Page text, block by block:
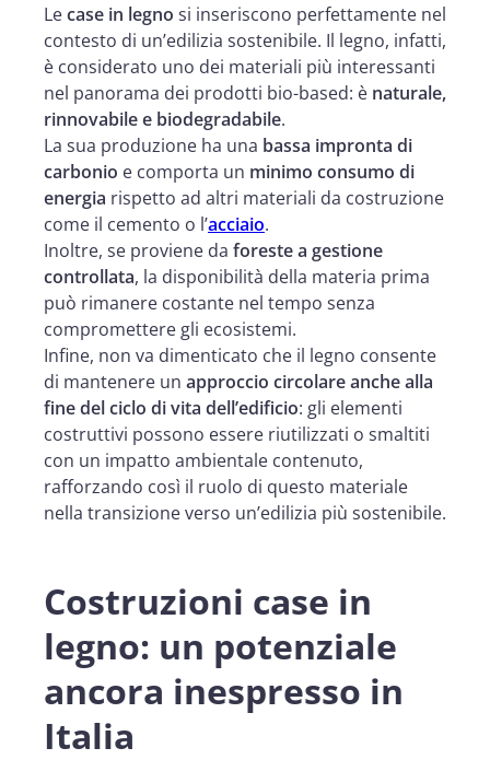
Lecase in legno si inseriscono perfettamente nel
contesto di un’edilizia sostenibile. Il legno, infatti,
è considerato uno dei materiali più interessanti
nel panorama dei prodotti bio-based: è naturale,
rinnovabile e biodegradabile.
La sua produzione ha una bassa impronta di
carbonio e comporta un minimo consumo di
energia rispetto ad altri materiali da costruzione
come il cemento o l’acciaio.
Inoltre, se proviene da foreste a gestione
controllata, la disponibilità della materia prima
può rimanere costante nel tempo senza
compromettere gli ecosistemi.
Infine, non va dimenticato che il legno consente
di mantenere un approccio circolare anche alla
fine del ciclo di vita dell’edificio: gli elementi
costruttivi possono essere riutilizzati o smaltiti
con un impatto ambientale contenuto,
rafforzando così il ruolo di questo materiale
nella transizione verso un’edilizia più sostenibile.
Costruzioni case in
legno: un potenziale
ancora inespresso in
Italia